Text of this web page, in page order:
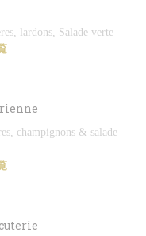
lardons, Salade verte
champignons & salade